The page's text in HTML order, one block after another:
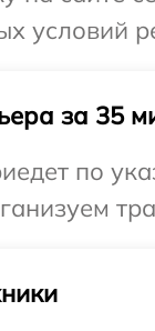
условий
за 35
по